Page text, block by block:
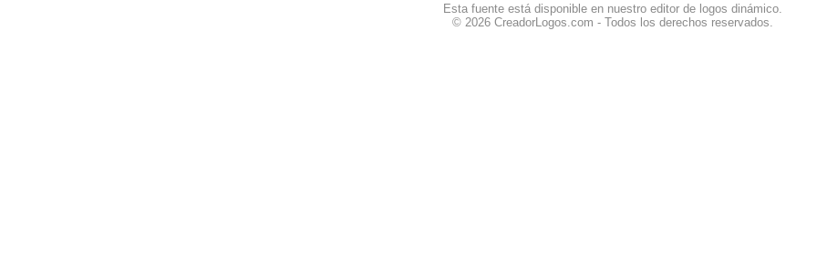
Esta fuente está disponible en nuestro editor de logos dinámico.
© 2026 CreadorLogos.com - Todos los derechos reservados.